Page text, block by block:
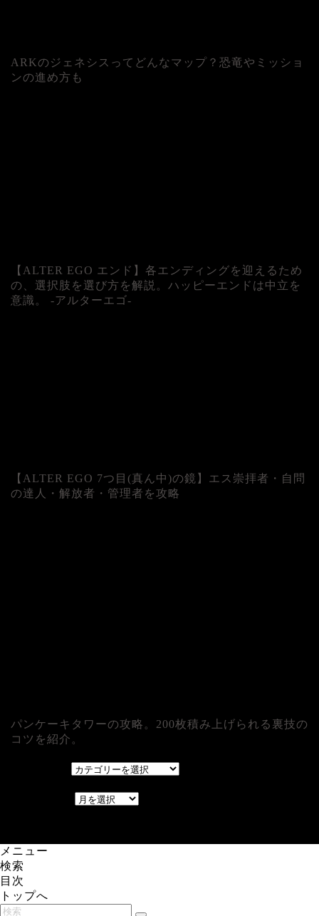
ARKのジェネシスってどんなマップ？恐竜やミッショ
ンの進め方も
【ALTER EGO エンド】各エンディングを迎えるため
の、選択肢を選び方を解説。ハッピーエンドは中立を
意識。 -アルターエゴ-
【ALTER EGO 7つ目(真ん中)の鏡】エス崇拝者・自問
の達人・解放者・管理者を攻略
パンケーキタワーの攻略。200枚積み上げられる裏技の
コツを紹介。
メニュー
検索
目次
トップへ